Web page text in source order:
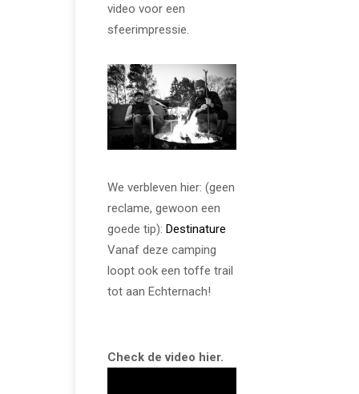
video voor een
sfeerimpressie.
We verbleven hier: (geen
reclame, gewoon een
goede tip): Destinature
Vanaf deze camping
loopt ook een toffe trail
tot aan Echternach!
Check de video hier.